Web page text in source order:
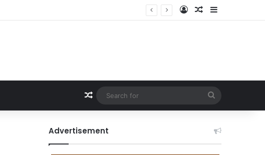
Log InRandom Article
Sidebar
Random Article
for
Advertisement